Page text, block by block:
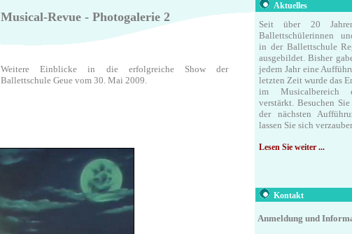
Musical-Revue - Photogalerie 2
Weitere Einblicke in die erfolgreiche Show der
Ballettschule Geue vom 30. Mai 2009.
Aktuelles
Seit über 20
Ballettschülerinnen
in der Ballettschule
ausgebildet. Bisher
jedem Jahr eine
letzten Zeit wurde das
im Musicalbereich
verstärkt. Besuchen
der nächsten
lassen Sie sich
Lesen Sie weiter ...
Kontakt
Anmeldung und